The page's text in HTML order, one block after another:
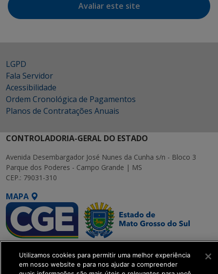
Avaliar este site
LGPD
Fala Servidor
Acessibilidade
Ordem Cronológica de Pagamentos
Planos de Contratações Anuais
CONTROLADORIA-GERAL DO ESTADO
Avenida Desembargador José Nunes da Cunha s/n - Bloco 3
Parque dos Poderes - Campo Grande | MS
CEP.: 79031-310
MAPA
SETDIG | Secretaria-
Executiva de
Utilizamos cookies para permitir uma melhor experiência
em nosso website e para nos ajudar a compreender